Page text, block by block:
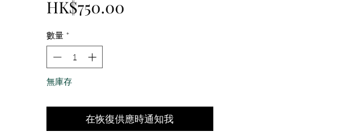
HK$750.00價
數量 *
無庫存
在恢復供應時通知我